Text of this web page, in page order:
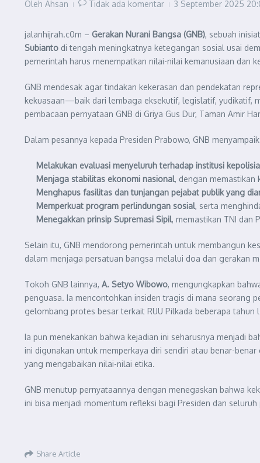
Oleh Ahsan Tidak ada komentar 3 September 2025
jalanhijrah.c0m – Gerakan Nurani Bangsa (GNB), sebuah
Subianto di tengah meningkatnya ketegangan sosial usai
pemerintah harus menempatkan nilai-nilai kemanusiaan dan
GNB mendesak agar tindakan kekerasan dan pendekatan
kekuasaan—baik dari lembaga eksekutif, legislatif, yudikatif,
pembacaan pernyataan GNB di Griya Gus Dur, Taman Amir
Dalam pesannya kepada Presiden Prabowo, GNB
Melakukan evaluasi menyeluruh terhadap institusi
Menjaga stabilitas ekonomi nasional, dengan memastikan
Menghapus fasilitas dan tunjangan pejabat publik yang
Memperkuat program perlindungan sosial, serta
Menegakkan prinsip Supremasi Sipil, memastikan TNI dan
Selain itu, GNB mendorong pemerintah untuk membangun
dalam menjaga persatuan bangsa melalui doa dan gerakan
Tokoh GNB lainnya, A. Setyo Wibowo, mengungkapkan
penguasa. Ia mencontohkan insiden tragis di mana seorang
gelombang protes besar terkait RUU Pilkada beberapa tahun
Ia pun menekankan bahwa kejadian ini seharusnya menjadi
ini digunakan untuk memperkaya diri sendiri atau benar-
yang mengabaikan nilai-nilai etika.
GNB menutup pernyataannya dengan menegaskan bahwa
ini bisa menjadi momentum refleksi bagi Presiden dan
Share Article